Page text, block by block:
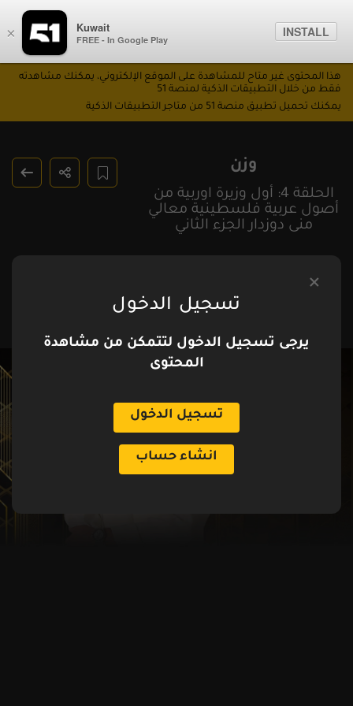
× Kuwait
FREE - In Google Play
INSTALL
وزن
الحلقة 4: أول وزيرة اوربية من
أصول عربية فلسطينية معالي
منى دوزدار الجزء الثاني
هذا المحتوى غير متاح للمشاهدة على الموقع الإلكتروني، يمكنك مشاهدته
فقط من خلال التطبيقات الذكية لمنصة 51
يمكنك تحميل تطبيق منصة 51 من متاجر التطبيقات الذكية
تسجيل الدخول
يرجى تسجيل الدخول لتتمكن من مشاهدة
المحتوى
تسجيل الدخول
انشاء حساب